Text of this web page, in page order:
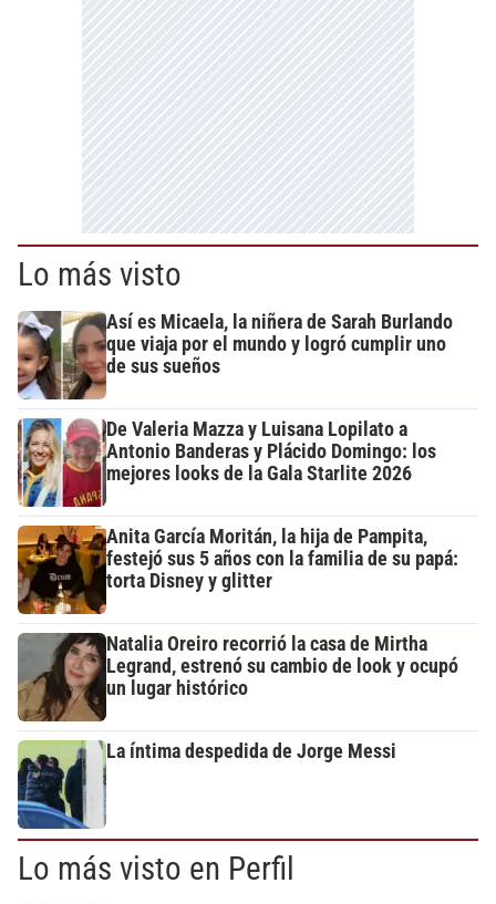
Lo más visto
Así es Micaela, la niñera de Sarah Burlando
que viaja por el mundo y logró cumplir uno
de sus sueños
De Valeria Mazza y Luisana Lopilato a
Antonio Banderas y Plácido Domingo: los
mejores looks de la Gala Starlite 2026
Anita García Moritán, la hija de Pampita,
festejó sus 5 años con la familia de su papá:
torta Disney y glitter
Natalia Oreiro recorrió la casa de Mirtha
Legrand, estrenó su cambio de look y ocupó
un lugar histórico
La íntima despedida de Jorge Messi
Lo más visto en Perfil